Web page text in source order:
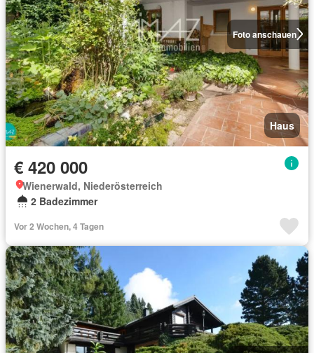
Foto anschauen
Haus
€ 420 000
Wienerwald, Niederösterreich
2 Badezimmer
Vor 2 Wochen, 4 Tagen